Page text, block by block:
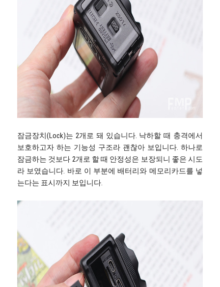
잠금장치(Lock)는 2개로 돼 있습니다. 낙하할 때 충격에서
보호하고자 하는 기능성 구조라 괜찮아 보입니다. 하나로
잠금하는 것보다 2개로 할 때 안정성은 보장되니 좋은 시도
라 보였습니다. 바로 이 부분에 배터리와 메모리카드를 넣
는다는 표시까지 보입니다.